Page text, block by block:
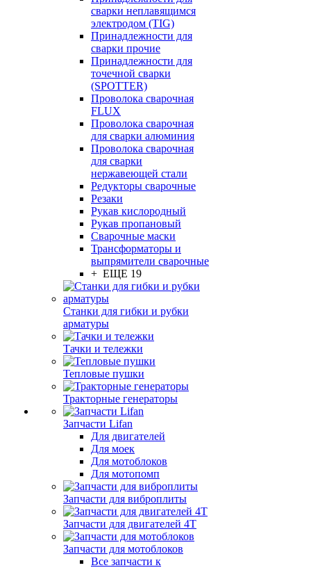
сварки неплавящимся
электродом (TIG)
Принадлежности для
сварки прочие
Принадлежности для
точечной сварки
(SPOTTER)
Проволока сварочная
FLUX
Проволока сварочная
для сварки алюминия
Проволока сварочная
для сварки
нержавеющей стали
Редукторы сварочные
Резаки
Рукав кислородный
Рукав пропановый
Сварочные маски
Трансформаторы и
выпрямители сварочные
+ ЕЩЕ 19
Станки для гибки и рубки
арматуры
Тачки и тележки
Тепловые пушки
Тракторные генераторы
Запчасти Lifan
Для двигателей
Для моек
Для мотоблоков
Для мотопомп
Запчасти для виброплиты
Запчасти для двигателей 4Т
Запчасти для мотоблоков
Все запчасти к